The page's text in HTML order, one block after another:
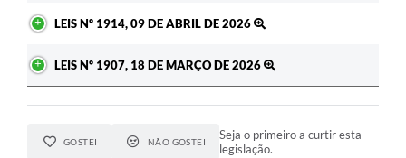
LEIS Nº 1914, 09 DE ABRIL DE 2026
LEIS Nº 1907, 18 DE MARÇO DE 2026
GOSTEI NÃO GOSTEI
Seja o primeiro a curtir esta
legislação.